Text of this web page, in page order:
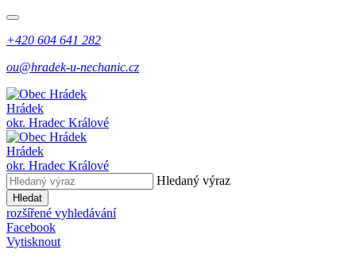
+420 604 641 282
ou@hradek-u-nechanic.cz
Hrádek
okr. Hradec Králové
Hrádek
okr. Hradec Králové
Hledaný výraz
Hledat
rozšířené vyhledávání
Facebook
Vytisknout